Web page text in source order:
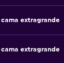
extragrande
extragrande